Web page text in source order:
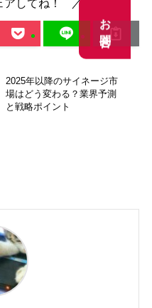
2025年以降のサイネージ市
場はどう変わる？業界予測
と戦略ポイント
お問合せ
お問合せ